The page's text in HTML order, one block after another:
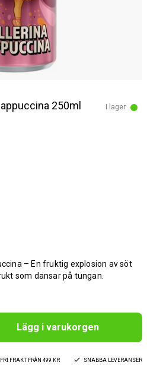
250ml I lager
– En fruktig explosion av söt
som dansar på tungan.
Lägg i varukorgen
FRI FRAKT FRÅN 499 KR SNABBA LEVERANSER